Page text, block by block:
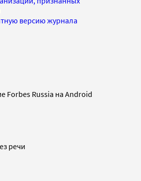
версию журнала
Forbes Russia на Android
речи